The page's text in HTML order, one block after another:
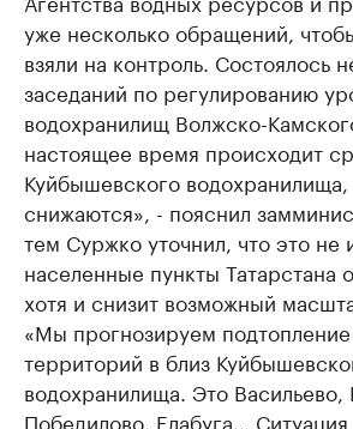
уже несколько обращений,
взяли на контроль. Состоялось
заседаний по регулированию
водохранилищ Волжско-
настоящее время происходит
Куйбышевского
снижаются», - пояснил
тем Суржко уточнил, что это не
населенные пункты Татарстана
хотя и снизит возможный
«Мы прогнозируем
территорий в близ
водохранилища. Это Васильево,
Победилово, Елабуга…